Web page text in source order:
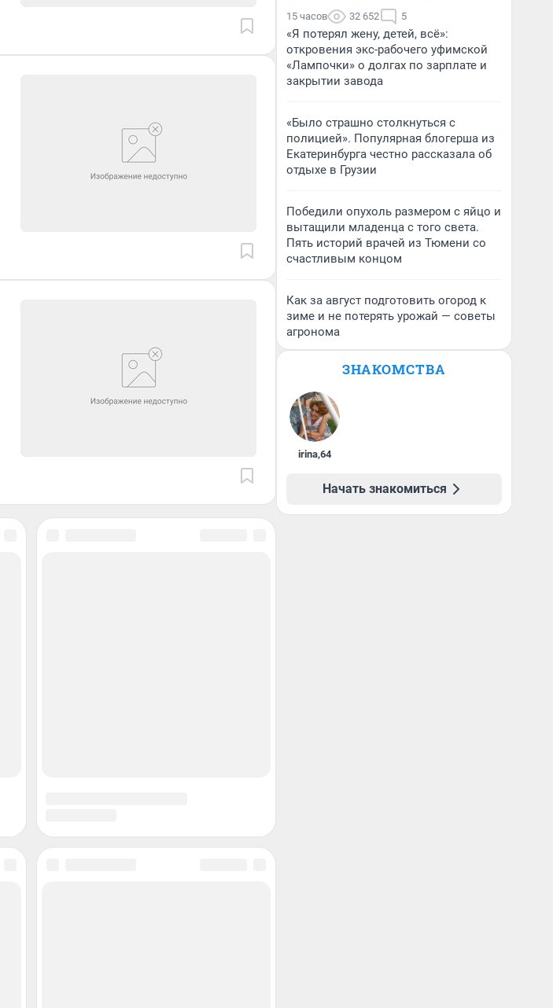
15 часов 32 652 5
«Я потерял жену, детей, всё»:
откровения экс-рабочего уфимской
«Лампочки» о долгах по зарплате и
закрытии завода
«Было страшно столкнуться с
полицией». Популярная блогерша из
Екатеринбурга честно рассказала об
отдыхе в Грузии
Победили опухоль размером с яйцо и
вытащили младенца с того света.
Пять историй врачей из Тюмени со
счастливым концом
Как за август подготовить огород к
зиме и не потерять урожай — советы
агронома
ЗНАКОМСТВА
irina,64
Начать знакомиться